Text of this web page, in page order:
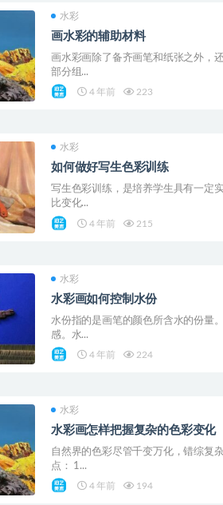
水彩
画水彩的辅助材料
画水彩画除了备齐画笔和纸张之外，
部分组...
4 年前 223
水彩
如何做好写生色彩训练
写生色彩训练，是培养学生具有一定
比变化...
4 年前 215
水彩
水彩画如何控制水份
水份指的是画笔的颜色所含水的份量
感。水...
4 年前 224
水彩
水彩画怎样把握复杂的色彩变化
自然界的色彩尽管千变万化，错综复
点： 1...
4 年前 194